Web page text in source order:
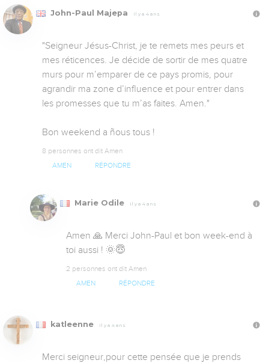
John-Paul Majepa Il y a 4 ans
"Seigneur Jésus-Christ, je te remets mes peurs et
mes réticences. Je décide de sortir de mes quatre
murs pour m’emparer de ce pays promis, pour
agrandir ma zone d’influence et pour entrer dans
les promesses que tu m’as faites. Amen."
Bon weekend a ñous tous !
8 personnes ont dit Amen
AMEN RÉPONDRE
Marie Odile Il y a 4 ans
Amen 🙏 Merci John-Paul et bon week-end à
toi aussi ! 🌞😇
2 personnes ont dit Amen
AMEN RÉPONDRE
katleenne Il y a 4 ans
Merci seigneur,pour cette pensée que je prends